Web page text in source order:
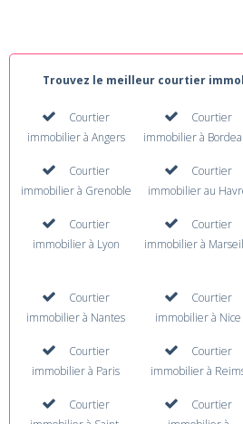
Trouvez le meilleur courtier
Courtier
immobilier à Angers
Courtier
immobilier à
Courtier
immobilier à Grenoble
Courtier
immobilier au
Courtier
immobilier à Lyon
Courtier
immobilier à
Courtier
immobilier à Nantes
Courtier
immobilier à Nice
Courtier
immobilier à Paris
Courtier
immobilier à
Courtier
Courtier